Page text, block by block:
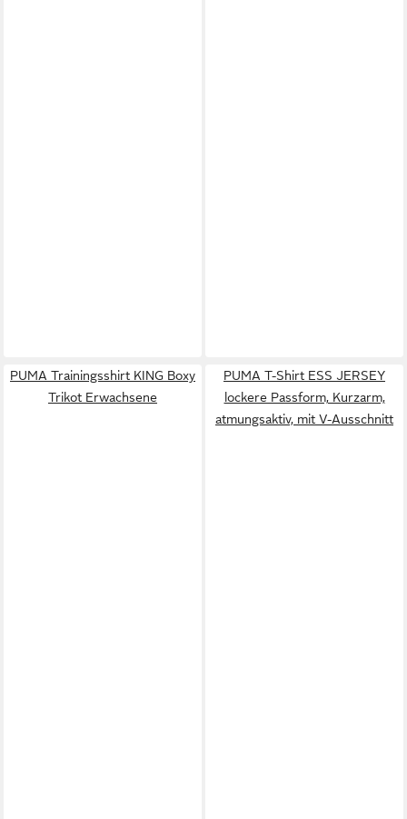
PUMA Trainingsshirt KING Boxy
Trikot Erwachsene
PUMA T-Shirt ESS JERSEY
lockere Passform, Kurzarm,
atmungsaktiv, mit V-Ausschnitt